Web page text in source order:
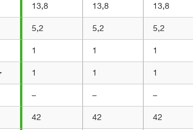
13,8 13,8 13,8
5,2 5,2 5,2
1 1 1
1 1 1
– – –
42 42 42